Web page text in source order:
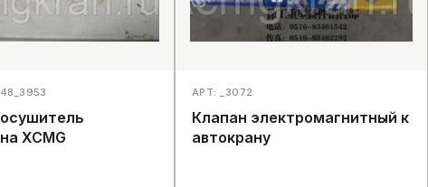
XCMG
АРТ: _3072
Клапан электромагнитный к
автокрану